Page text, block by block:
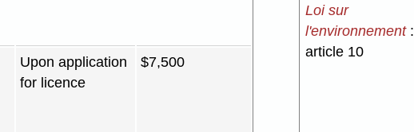
Upon application
for licence
$7,500
Loi sur
l'environnement:
article 10